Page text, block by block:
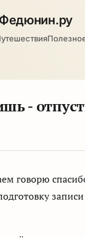
Федюнин.ру
-
говорю